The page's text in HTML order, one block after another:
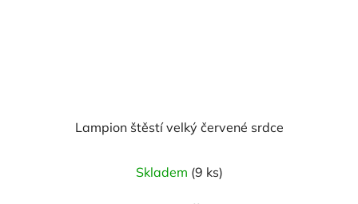
Lampion štěstí velký červené srdce
Skladem (9 ks)